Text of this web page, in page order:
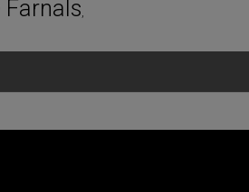
Farnals,